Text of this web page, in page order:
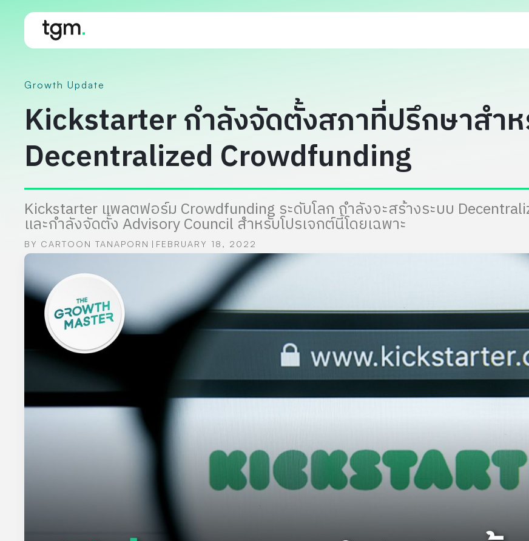
Growth Update
Kickstarter กำลังจัดตั้งสภาที่ปรึกษาสำ
Decentralized Crowdfunding
Kickstarter แพลตฟอร์ม Crowdfunding ระดับโลก กำลังจะสร้างระบบ
และกำลังจัดตั้ง Advisory Council สำหรับโปรเจกต์นี้โดยเฉพาะ
BY CARTOON TANAPORN FEBRUARY 18, 2022